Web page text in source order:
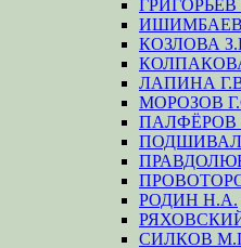
ГРИГОРЬЕВ
КОЗЛОВА
ЛАПИНА
МОРОЗОВ
ПАЛФЁРОВ
РОДИН Н.А.
СИЛКОВ